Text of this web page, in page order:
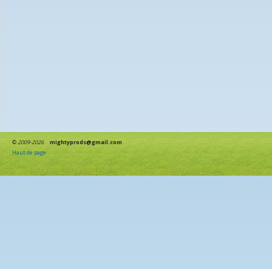
©2009-2026
mightyprods@gmail.com
Haut de page